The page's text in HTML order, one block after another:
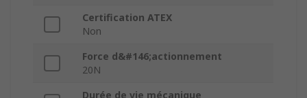
Certification ATEX
Non
Force d&#146;actionnement
20N
Durée de vie mécanique